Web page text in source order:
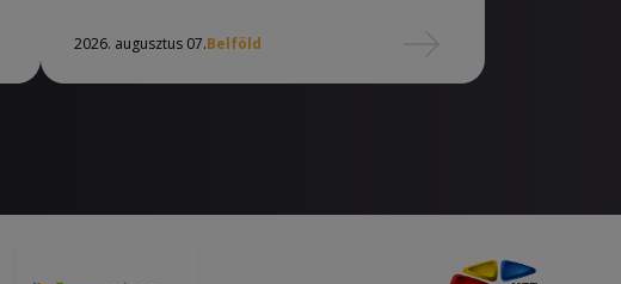
2026. augusztus 07.Belföld